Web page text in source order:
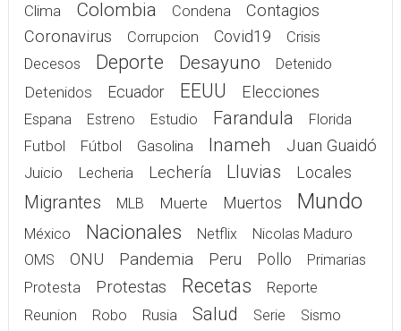
Clima
Colombia Condena
Contagios
Coronavirus
Corrupcion Covid19
Crisis
Decesos
Deporte Desayuno Detenido
Detenidos Ecuador EEUU Elecciones
Espana Estreno Estudio Farandula
Florida
Futbol
Fútbol Gasolina Inameh Juan Guaidó
Juicio Lecheria Lechería Lluvias Locales
Migrantes MLB Muerte Muertos Mundo
México Nacionales Netflix
Nicolas Maduro
OMS
ONU Pandemia Peru Pollo
Primarias
Protesta
Protestas Recetas
Reporte
Reunion
Robo Rusia Salud Serie Sismo